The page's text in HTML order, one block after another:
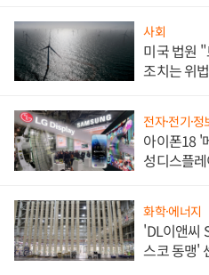
사회
미국 법원
조치는 위
전자·전기·정
아이폰18 '
성디스플
화학·에너지
'DL이앤씨
스코 동맹'